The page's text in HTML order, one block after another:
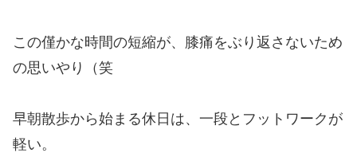
この僅かな時間の短縮が、膝痛をぶり返さないため
の思いやり（笑
早朝散歩から始まる休日は、一段とフットワークが
軽い。